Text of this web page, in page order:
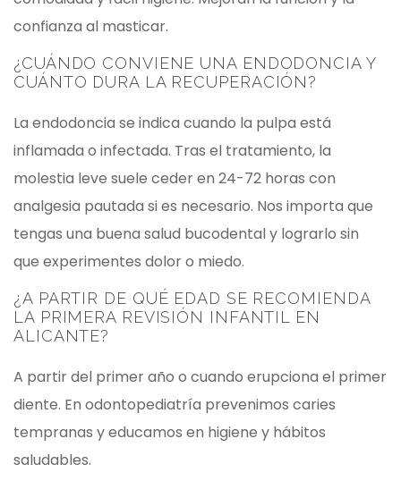
confianza al masticar.
¿CUÁNDO CONVIENE UNA ENDODONCIA Y
CUÁNTO DURA LA RECUPERACIÓN?
La endodoncia se indica cuando la pulpa está
inflamada o infectada. Tras el tratamiento, la
molestia leve suele ceder en 24-72 horas con
analgesia pautada si es necesario. Nos importa que
tengas una buena salud bucodental y lograrlo sin
que experimentes dolor o miedo.
¿A PARTIR DE QUÉ EDAD SE RECOMIENDA
LA PRIMERA REVISIÓN INFANTIL EN
ALICANTE?
A partir del primer año o cuando erupciona el primer
diente. En odontopediatría prevenimos caries
tempranas y educamos en higiene y hábitos
saludables.